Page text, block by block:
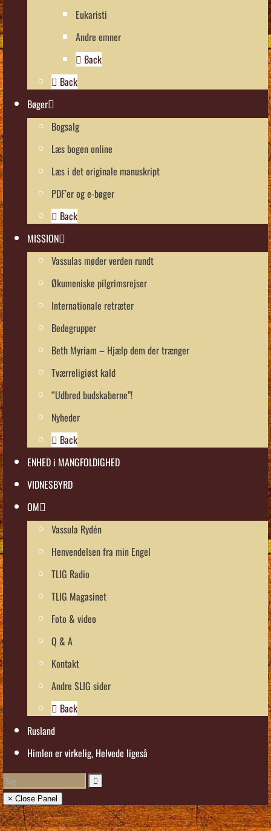
Eukaristi
Andre emner
Back
Back
Bøger
Bogsalg
Læs bogen online
Læs i det originale manuskript
PDF’er og e-bøger
Back
MISSION
Vassulas møder verden rundt
Økumeniske pilgrimsrejser
Internationale retræter
Bedegrupper
Beth Myriam – Hjælp dem der trænger
Tværreligiøst kald
“Udbred budskaberne”!
Nyheder
Back
ENHED i MANGFOLDIGHED
VIDNESBYRD
OM
Vassula Rydén
Henvendelsen fra min Engel
TLIG Radio
TLIG Magasinet
Foto & video
Q & A
Kontakt
Andre SLIG sider
Back
Rusland
Himlen er virkelig, Helvede ligeså
× Close Panel